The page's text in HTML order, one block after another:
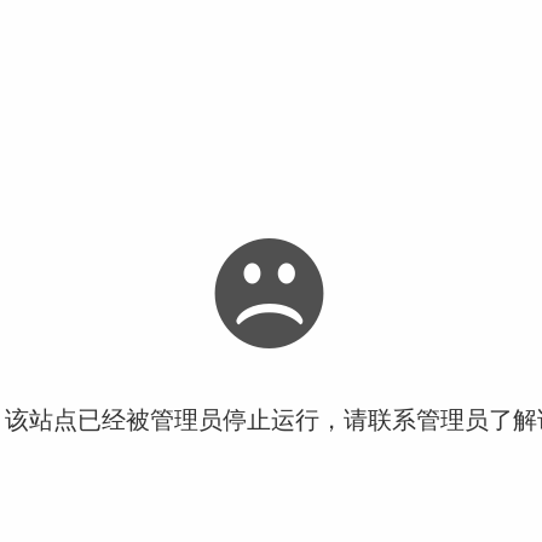
站点已经被管理员停止运行，请联系管理员了